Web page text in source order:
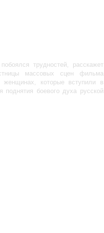
трудностей, расскажет
массовых сцен фильма
которые вступили в
боевого духа русской